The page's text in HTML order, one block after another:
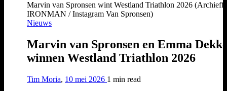
Marvin van Spronsen wint Westland Triathlon 2026
IRONMAN / Instagram Van Spronsen)
Nieuws
Marvin van Spronsen en Emma
winnen Westland Triathlon 2026
Tim Moria, 10 mei 2026 1 min read